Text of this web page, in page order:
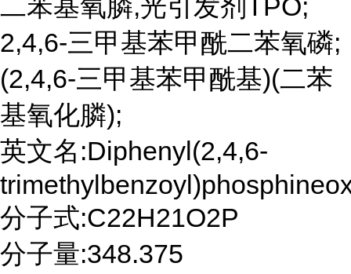
二苯基氧膦,光引发剂TPO;
2,4,6-三甲基苯甲酰二苯氧磷;
(2,4,6-三甲基苯甲酰基)(二苯
基氧化膦);
英文名:Diphenyl(2,4,6-
分子式:C22H21O2P
分子量:348.375